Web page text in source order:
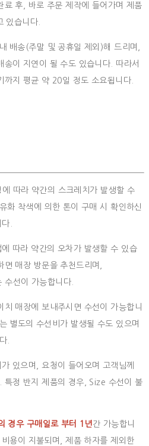
료 후, 바로 주문 제작에 들어가며 제품
있습니다.
배송(주말 및 공휴일 제외)해 드리며,
이 지연이 될 수도 있습니다. 따라서
지 평균 약 20일 정도 소요됩니다.
따라 약간의 스크레치가 발생할 수
화 착색에 의한 톤이 구매 시 확인하신
.
따라 약간의 오차가 발생할 수 있습
매장 방문을 추천드리며,
선이 가능합니다.
매장에 보내주시면 수선이 가능합니
별도의 수선비가 발생될 수도 있으며
.
있으며, 요청이 들어오며 고객님께
특정 반지 제품의 경우, Size 수선이 불
경우 구매일로 부터 1년간 가능합니
용이 지불되며, 제품 하자를 제외한